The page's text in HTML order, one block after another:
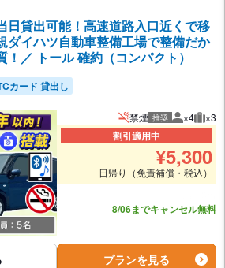
日貸出可能！高速道路入口近くで移
ダイハツ自動車整備工場で整備だか
！／ トール 確約（コンパクト）
カード 貸出し
禁煙 推奨 推奨人数
×4 推
×3
割引適用中
¥5,300
日帰り（免責補償・税込）
8/06までキャンセル無料
プランを見る